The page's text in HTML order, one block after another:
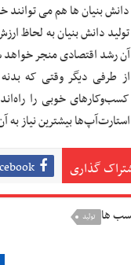
دانش بنیان ها هم می توانند
تولید دانش بنیان به لحاظ
آن رشد اقتصادی منجر
از طرفی دیگر وقتی که
کسب‌وکارهای خوبی را
استارت‌آپ‌ها بیشترین نیاز
گذاری
ها تولید